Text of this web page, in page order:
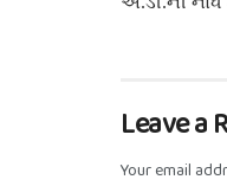
Leave a
Your email